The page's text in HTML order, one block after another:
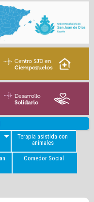
Terapia asistida con
animales
Comedor Social